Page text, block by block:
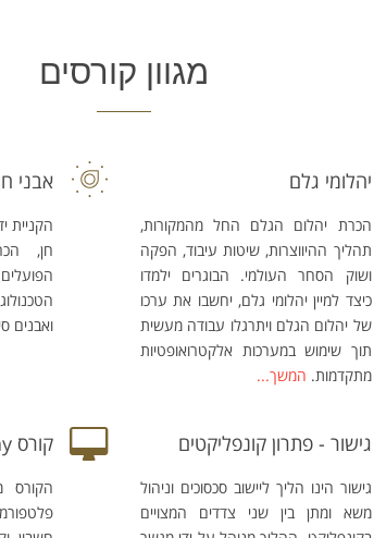
מגוון קורסים
אבני
הקניית
חן,
ואבנים
יהלומי גלם
הכרת יהלום הגלם החל מהמקורות,
תהליך ההיווצרות, שיטות עיבוד, הפקה
ושוק הסחר העולמי. הבוגרים ילמדו
כיצד למיין יהלומי גלם, יחשבו את ערכו
של יהלום הגלם ויתרגלו עבודה מעשית
תוך שימוש במערכות אלקטרואופטיות
מתקדמות. המשך...
קורס eBay
הקורס
גישור - פתרון קונפליקטים
גישור הינו הליך ליישוב סכסוכים וניהול
משא ומתן בין שני צדדים המצויים